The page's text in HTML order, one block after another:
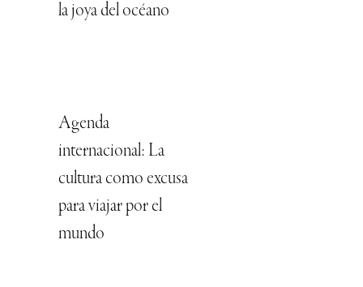
la joya del océano
Agenda
internacional: La
cultura como excusa
para viajar por el
mundo